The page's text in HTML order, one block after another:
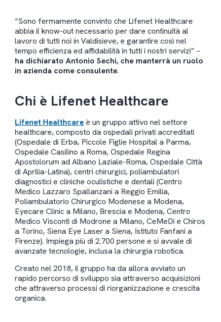
“Sono fermamente convinto che Lifenet Healthcare
abbia il know-out necessario per dare continuità al
lavoro di tutti noi in Valdisieve, e garantire così nel
tempo efficienza ed affidabilità in tutti i nostri servizi” –
ha dichiarato Antonio Sechi, che manterrà un ruolo
in azienda come consulente.
Chi è Lifenet Healthcare
Lifenet Healthcareè un gruppo attivo nel settore
healthcare, composto da ospedali privati accreditati
(Ospedale di Erba, Piccole Figlie Hospital a Parma,
Ospedale Casilino a Roma, Ospedale Regina
Apostolorum ad Albano Laziale-Roma, Ospedale Città
di Aprilia-Latina), centri chirurgici, poliambulatori
diagnostici e cliniche oculistiche e dentali (Centro
Medico Lazzaro Spallanzani a Reggio Emilia,
Poliambulatorio Chirurgico Modenese a Modena,
Eyecare Clinic a Milano, Brescia e Modena, Centro
Medico Visconti di Modrone a Milano, CeMeDi e Chiros
a Torino, Siena Eye Laser a Siena, Istituto Fanfani a
Firenze). Impiega più di 2.700 persone e si avvale di
avanzate tecnologie, inclusa la chirurgia robotica.
Creato nel 2018, il gruppo ha da allora avviato un
rapido percorso di sviluppo sia attraverso acquisizioni
che attraverso processi di riorganizzazione e crescita
organica.